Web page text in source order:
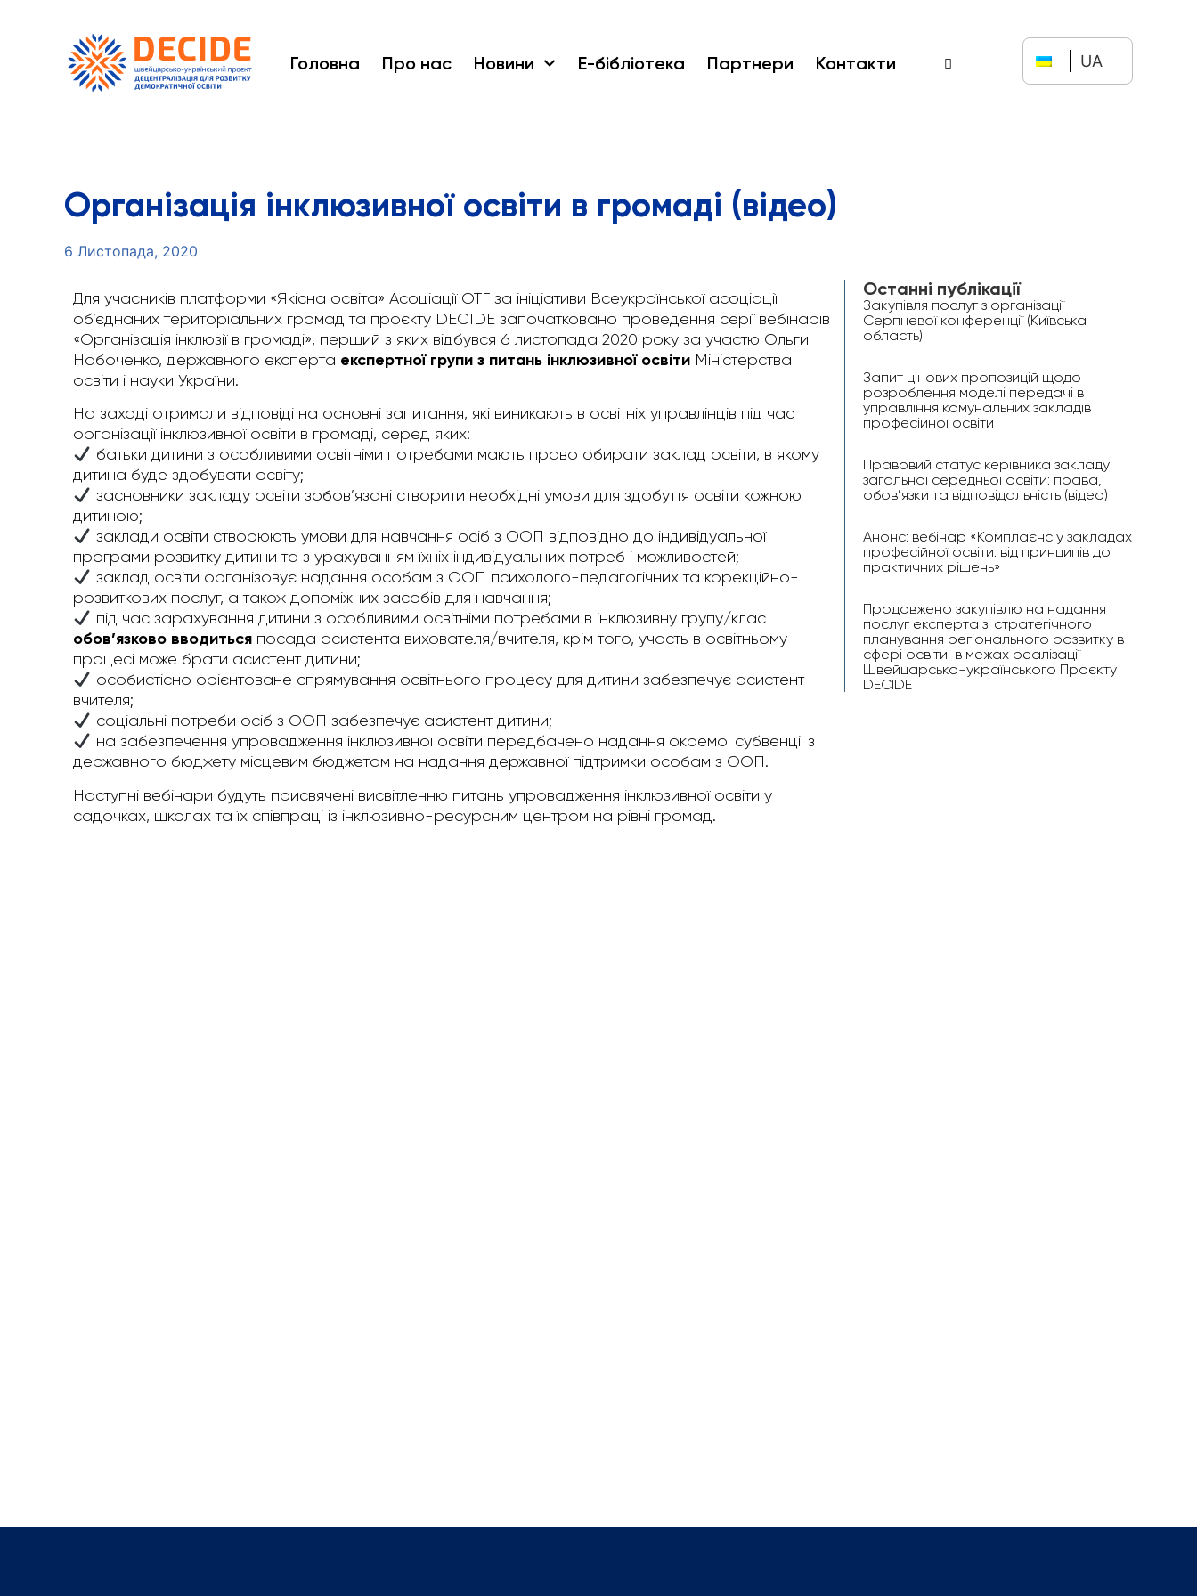
Головна Про нас Новини Е-бібліотека Партнери Контакти UA
Організація інклюзивної освіти в громаді (відео)
6 Листопада, 2020
Для учасників платформи «Якісна освіта» Асоціації ОТГ за ініціативи Всеукраїнської асоціації
об’єднаних територіальних громад та проєкту DECIDE започатковано проведення серії вебінарів
«Організація інклюзії в громаді», перший з яких відбувся 6 листопада 2020 року за участю Ольги
Набоченко, державного експерта експертної групи з питань інклюзивної освіти Міністерства
освіти і науки України.
На заході отримали відповіді на основні запитання, які виникають в освітніх управлінців під час
організації інклюзивної освіти в громаді, серед яких:
батьки дитини з особливими освітніми потребами мають право обирати заклад освіти, в якому
дитина буде здобувати освіту;
засновники закладу освіти зобов’язані створити необхідні умови для здобуття освіти кожною
дитиною;
заклади освіти створюють умови для навчання осіб з ООП відповідно до індивідуальної
програми розвитку дитини та з урахуванням їхніх індивідуальних потреб і можливостей;
заклад освіти організовує надання особам з ООП психолого-педагогічних та корекційно-
розвиткових послуг, а також допоміжних засобів для навчання;
під час зарахування дитини з особливими освітніми потребами в інклюзивну групу/клас
обов’язково вводиться посада асистента вихователя/вчителя, крім того, участь в освітньому
процесі може брати асистент дитини;
особистісно орієнтоване спрямування освітнього процесу для дитини забезпечує асистент
вчителя;
соціальні потреби осіб з ООП забезпечує асистент дитини;
на забезпечення упровадження інклюзивної освіти передбачено надання окремої субвенції з
державного бюджету місцевим бюджетам на надання державної підтримки особам з ООП.
Наступні вебінари будуть присвячені висвітленню питань упровадження інклюзивної освіти у
садочках, школах та їх співпраці із інклюзивно-ресурсним центром на рівні громад.
Останні публікації
Закупівля послуг з організації
Серпневої конференції (Київська
область)
Запит цінових пропозицій щодо
розроблення моделі передачі в
управління комунальних закладів
професійної освіти
Правовий статус керівника закладу
загальної середньої освіти: права,
обов’язки та відповідальність (відео)
Анонс: вебінар «Комплаєнс у закладах
професійної освіти: від принципів до
практичних рішень»
Продовжено закупівлю на надання
послуг експерта зі стратегічного
планування регіонального розвитку в
сфері освіти в межах реалізації
Швейцарсько-українського Проєкту
DECIDE